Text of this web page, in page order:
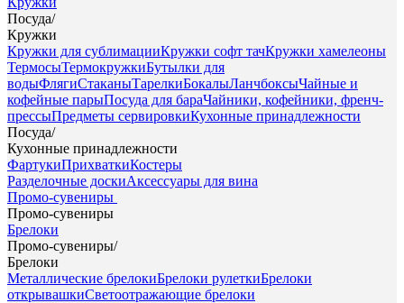
Посуда/
Кружки
Кружки для сублимацииКружки софт тачКружки хамелеоны
ТермосыТермокружкиБутылки для
водыФлягиСтаканыТарелкиБокалыЛанчбоксыЧайные и
кофейные парыПосуда для бараЧайники, кофейники, френч-
прессыПредметы сервировкиКухонные принадлежности
Посуда/
Кухонные принадлежности
ФартукиПрихваткиКостеры
Разделочные доскиАксессуары для вина
Промо-сувениры
Промо-сувениры
Брелоки
Промо-сувениры/
Брелоки
Металлические брелокиБрелоки рулеткиБрелоки
открывашкиСветоотражающие брелоки